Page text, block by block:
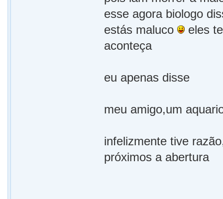
esse agora biologo
estás maluco
eles
aconteça
eu apenas disse
meu amigo,um
infelizmente tive
próximos a abertura